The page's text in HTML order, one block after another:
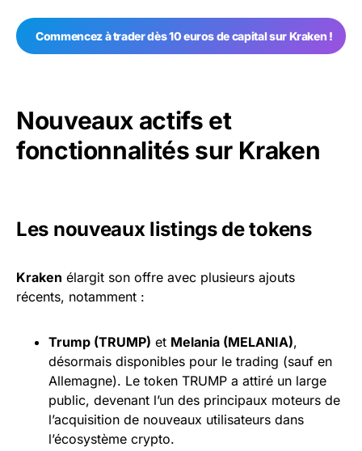
Commencez à trader dès 10 euros de capital sur Kraken !
Nouveaux actifs et
fonctionnalités sur Kraken
Les nouveaux listings de tokens
Kraken élargit son offre avec plusieurs ajouts
récents, notamment :
Trump (TRUMP) et Melania (MELANIA),
désormais disponibles pour le trading (sauf en
Allemagne). Le token TRUMP a attiré un large
public, devenant l’un des principaux moteurs de
l’acquisition de nouveaux utilisateurs dans
l’écosystème crypto.